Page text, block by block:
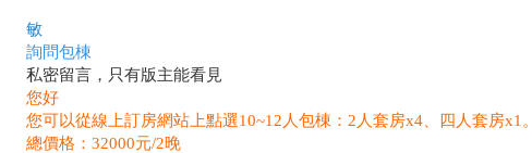
敏
詢問包棟
私密留言，只有版主能看見
您好
您可以從線上訂房網站上點選10~12人包棟：2人套房x4、四人套房x1。
總價格：32000元/2晚